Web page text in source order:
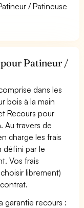
/ Patineuse
Patineur /
dans les
bois à la main
Recours pour
Au travers de
charge les frais
défini par le
Vos frais
librement)
garantie recours :